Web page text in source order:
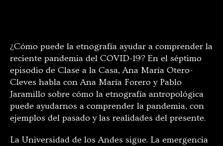
¿Cómo puede la etnografía ayudar a comprender la
reciente pandemia del COVID-19? En el séptimo
episodio de Clase a la Casa, Ana María Otero-
Cleves habla con Ana María Forero y Pablo
Jaramillo sobre cómo la etnografía antropológica
puede ayudarnos a comprender la pandemia, con
ejemplos del pasado y las realidades del presente.
La Universidad de los Andes sigue. La emergencia